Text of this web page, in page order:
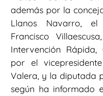
además por la
Llanos Navarro,
Francisco
Intervención
por el
Valera, y la diputada
según ha informado